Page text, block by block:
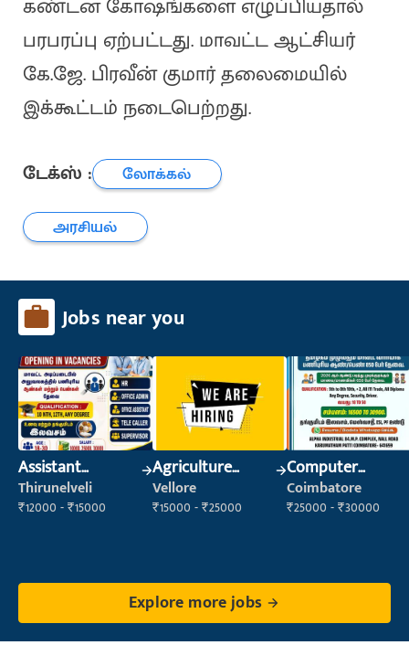
கண்டன கோஷங்களை எழுப்பியதால்
பரபரப்பு ஏற்பட்டது. மாவட்ட ஆட்சியர்
கே.ஜே. பிரவீன் குமார் தலைமையில்
இக்கூட்டம் நடைபெற்றது.
டேக்ஸ் :
லோக்கல்
அரசியல்
Jobs near you
Assistant
Manager
Thirunelveli
₹12000 - ₹15000
Agriculture
Labour
Vellore
₹15000 - ₹25000
Computer
Operator
Coimbatore
₹25000 - ₹30000
Explore more jobs